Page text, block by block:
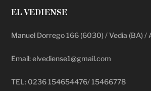
EL VEDIENSE
Manuel Dorrego 166 (6030) / Vedia (BA) /
Email: elvediense1@gmail.com
TEL: 0236 154654476/ 15466778